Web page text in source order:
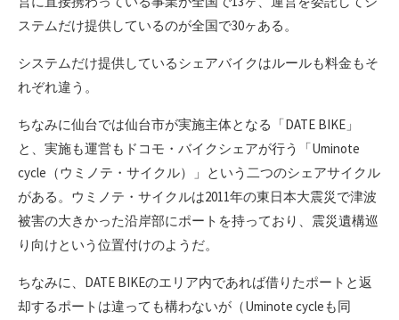
ステムだけ提供しているのが全国で30ヶある。
システムだけ提供しているシェアバイクはルールも料金もそ
れぞれ違う。
ちなみに仙台では仙台市が実施主体となる「DATE BIKE」
と、実施も運営もドコモ・バイクシェアが行う「Uminote
cycle（ウミノテ・サイクル）」という二つのシェアサイクル
がある。ウミノテ・サイクルは2011年の東日本大震災で津波
被害の大きかった沿岸部にポートを持っており、震災遺構巡
り向けという位置付けのようだ。
ちなみに、DATE BIKEのエリア内であれば借りたポートと返
却するポートは違っても構わないが（Uminote cycleも同